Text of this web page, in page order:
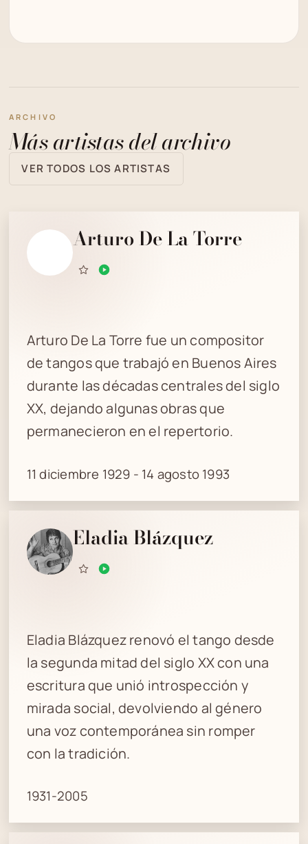
ARCHIVO
Más artistas del archivo
VER TODOS LOS ARTISTAS
Arturo De La Torre
Arturo De La Torre fue un compositor
de tangos que trabajó en Buenos Aires
durante las décadas centrales del siglo
XX, dejando algunas obras que
permanecieron en el repertorio.
11 diciembre 1929 - 14 agosto 1993
Eladia Blázquez
Eladia Blázquez renovó el tango desde
la segunda mitad del siglo XX con una
escritura que unió introspección y
mirada social, devolviendo al género
una voz contemporánea sin romper
con la tradición.
1931-2005